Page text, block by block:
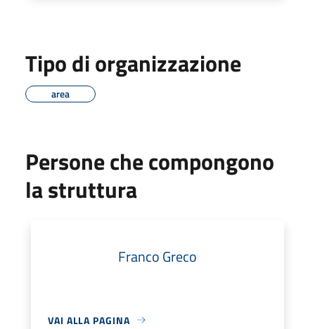
Tipo di organizzazione
area
Persone che compongono
la struttura
Franco Greco
VAI ALLA PAGINA